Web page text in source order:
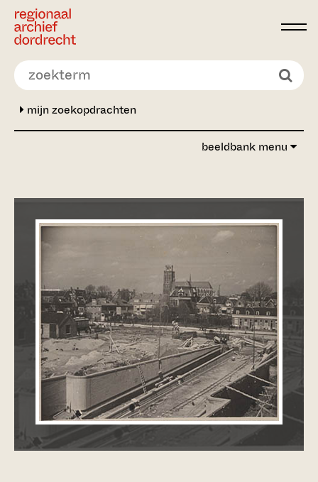
Ga direct naar de inhoud
mijn zoekopdrachten
beeldbank menu